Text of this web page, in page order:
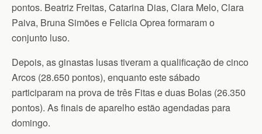
pontos. Beatriz Freitas, Catarina Dias, Clara Melo, Clara
Paiva, Bruna Simões e Felicia Oprea formaram o
conjunto luso.
Depois, as ginastas lusas tiveram a qualificação de cinco
Arcos (28.650 pontos), enquanto este sábado
participaram na prova de três Fitas e duas Bolas (26.350
pontos). As finais de aparelho estão agendadas para
domingo.